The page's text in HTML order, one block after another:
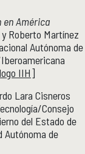
en América
Roberto Martínez
Autónoma de
IIH]
Lara Cisneros
Consejo
del Estado de
de